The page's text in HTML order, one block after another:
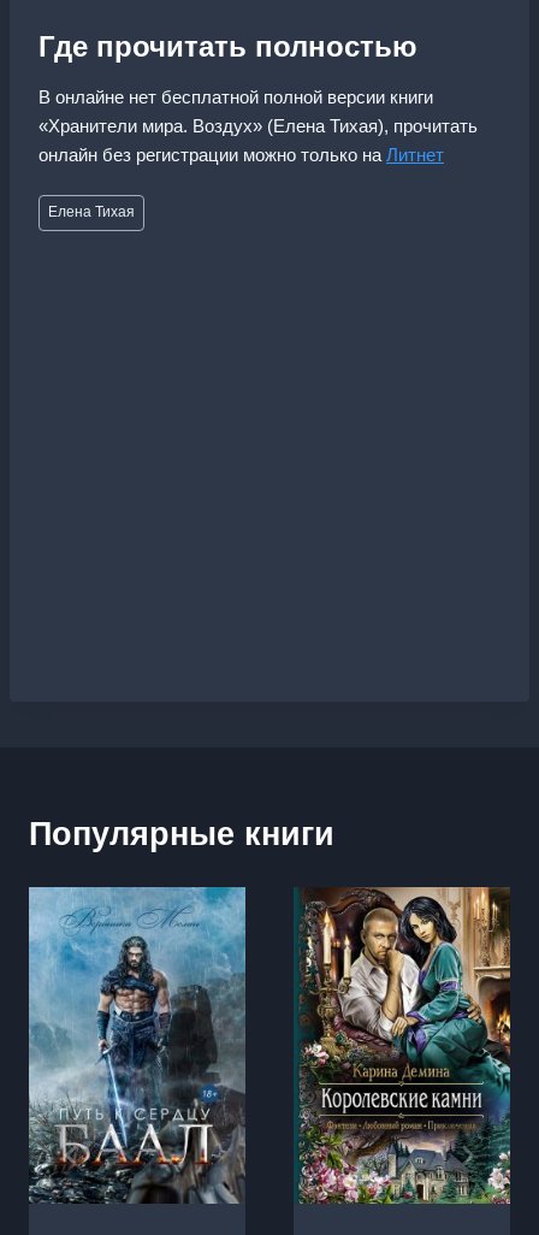
Где прочитать полностью
В онлайне нет бесплатной полной версии книги
«Хранители мира. Воздух» (Елена Тихая), прочитать
онлайн без регистрации можно только на Литнет
Метки
записи:
Елена Тихая
Популярные книги